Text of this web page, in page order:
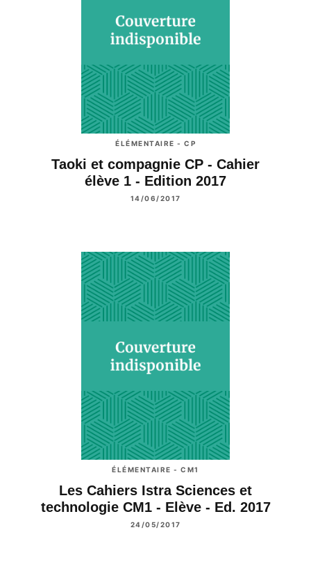
ÉLÉMENTAIRE - CP
Taoki et compagnie CP - Cahier
élève 1 - Edition 2017
14/06/2017
ÉLÉMENTAIRE - CM1
Les Cahiers Istra Sciences et
technologie CM1 - Elève - Ed. 2017
24/05/2017